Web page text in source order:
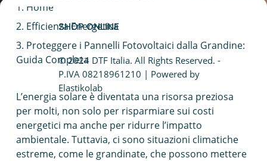
Caldaie Hybrid System
Trasformazione vasca doccia
SHOP ONLINE
© 2024 DTF Italia. All Rights Reserved. -
P.IVA 08218961210 | Powered by
Elastikolab
Home
Efficienza Energetica
Proteggere i Pannelli Fotovoltaici dalla Grandine:
Guida Completa
L’energia solare è diventata una risorsa preziosa
per molti, non solo per risparmiare sui costi
energetici ma anche per ridurre l’impatto
ambientale. Tuttavia, ci sono situazioni climatiche
estreme, come le grandinate, che possono mettere